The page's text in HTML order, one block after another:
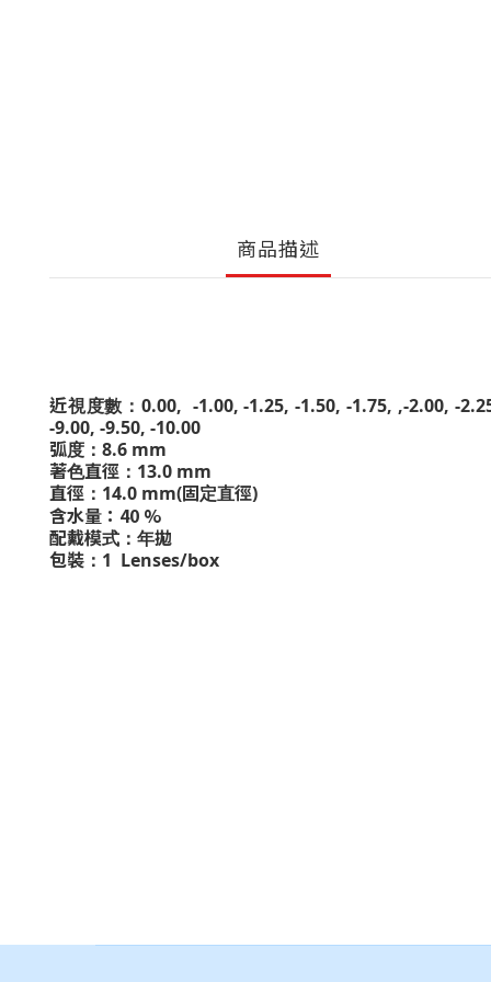
商品描述
近視度數： 0.00, -1.00, -1.25, -1.50, -1.75, ,-2.00, -
-9.00, -9.50, -10.00
弧度：8.6 mm
著色直徑： 13.0 mm
直徑：14.0 mm(固定直徑)
含水量：40 %
配戴模式：年拋
包裝： 1 Lenses/box